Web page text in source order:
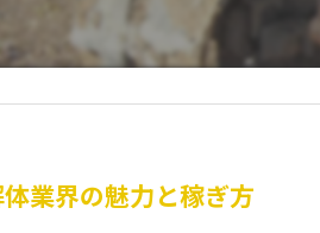
業界の魅力と稼ぎ方